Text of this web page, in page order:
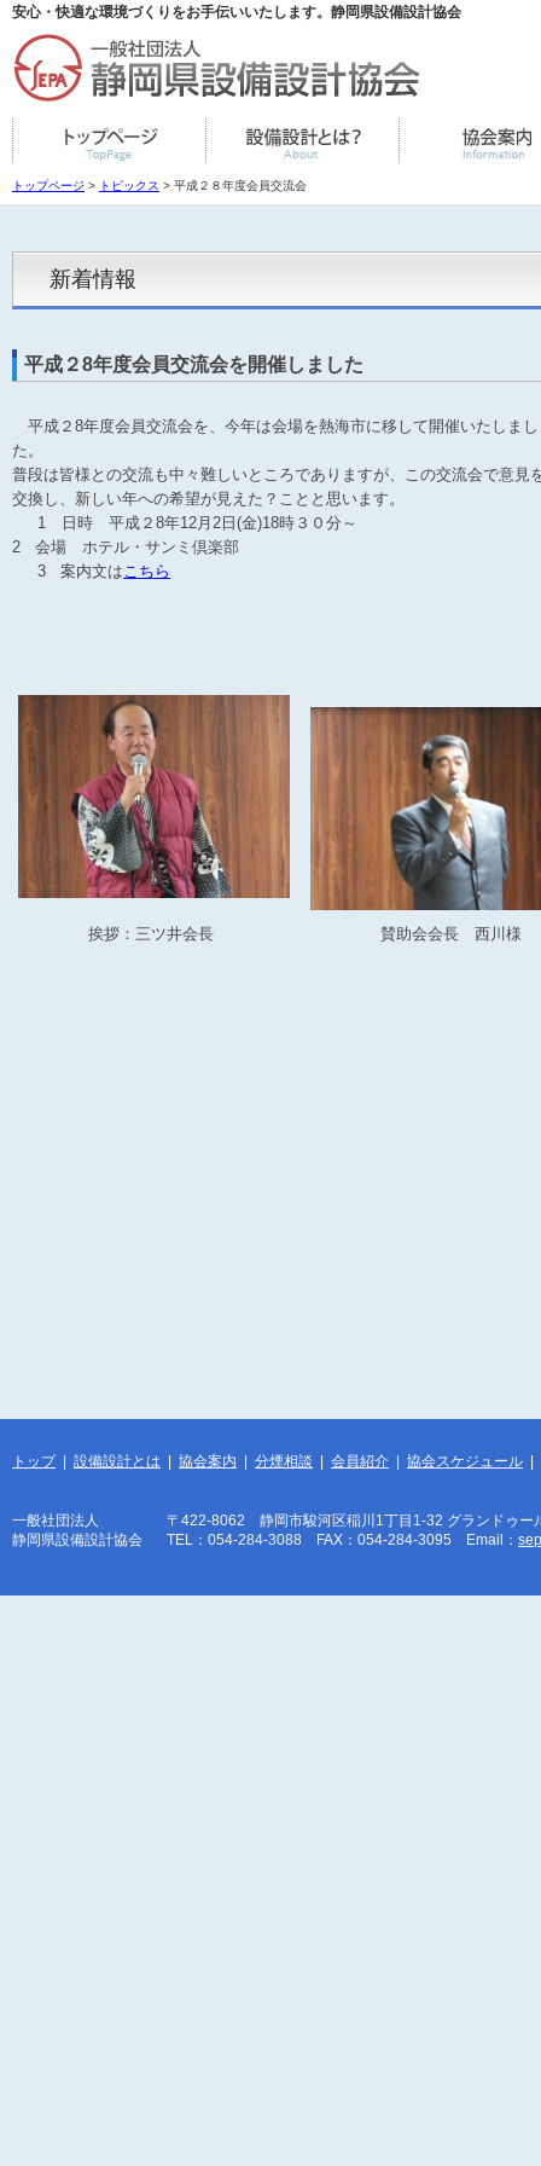
安心・快適な環境づくりをお手伝いいたします。静岡県設備設計協会
トップページ > トピックス > 平成２８年度会員交流会
新着情報
平成２8年度会員交流会を開催しました
平成２8年度会員交流会を、今年は会場を熱海市に移して開催いたしまし
た。
普段は皆様との交流も中々難しいところでありますが、この交流会で意見
交換し、新しい年への希望が見えた？ことと思います。
1 日時 平成２8年12月2日(金)18時３０分～
2 会場 ホテル・サンミ倶楽部
3 案内文はこちら
挨拶：三ツ井会長 賛助会会長 西川様
トップ | 設備設計とは | 協会案内 | 分煙相談 | 会員紹介 | 協会スケジュール |
一般社団法人
静岡県設備設計協会
〒422-8062 静岡市駿河区稲川1丁目1-32 グランドゥ
TEL：054-284-3088 FAX：054-284-3095 Email：